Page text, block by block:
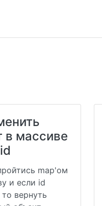
в массиве
map'ом
и если id
вернуть